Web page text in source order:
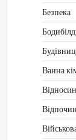
Безпека
Ванна